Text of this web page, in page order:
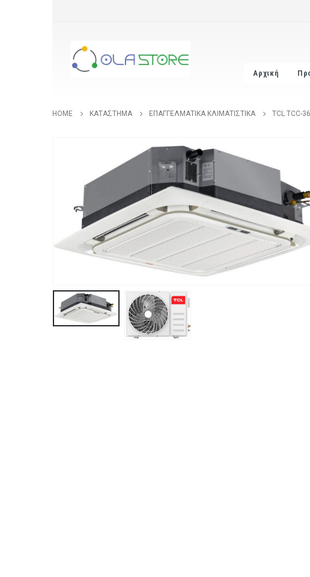
Αρχική
HOME ΚΑΤΆΣΤΗΜΑ ΕΠΑΓΓΕΛΜΑΤΙΚΆ ΚΛΙΜΑΤΙΣΤΙΚΆ TCL TCC-